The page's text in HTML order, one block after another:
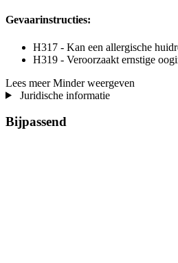
Gevaarinstructies:
H317 - Kan een allergische
H319 - Veroorzaakt ernstige
Lees meer Minder weergeven
Juridische informatie
Bijpassend